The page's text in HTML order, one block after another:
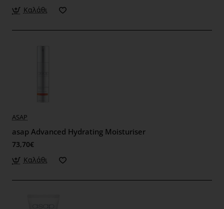
Καλάθι
ASAP
asap Advanced Hydrating Moisturiser
73,70€
Καλάθι